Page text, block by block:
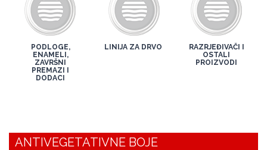
PODLOGE,
ENAMELI,
ZAVRŠNI
PREMAZI I
DODACI
LINIJA ZA DRVO
RAZRJEĐIVAČI I
OSTALI
PROIZVODI
ANTIVEGETATIVNE BOJE